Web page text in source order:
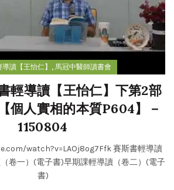
讀【王怡仁】 , 馬冠中醫師讀書會
輕導讀【王怡仁】下第2部
個人實相的本質P604】－
1150804
watch?v=LAOj8og7Ffk 賽斯書輕導讀
卷一）(電子書)早期課輕導讀（卷二）(電子
書)